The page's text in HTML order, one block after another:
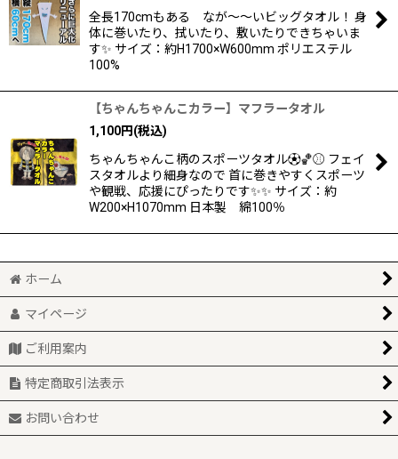
全長170cmもある なが〜〜いビッグタオル！ 身
体に巻いたり、拭いたり、敷いたりできちゃいま
す✨ サイズ：約H1700×W600mm ポリエステル
100%
【ちゃんちゃんこカラー】マフラータオル
1,100円(税込)
ちゃんちゃんこ柄のスポーツタオル⚽🏀⚾ フェイ
スタオルより細身なので 首に巻きやすくスポーツ
や観戦、応援にぴったりです✨✨ サイズ：約
W200×H1070mm 日本製 綿100％
ホーム
マイページ
ご利用案内
特定商取引法表示
お問い合わせ